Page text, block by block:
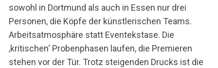
sowohl in Dortmund als auch in Essen nur drei
Personen, die Köpfe der künstlerischen Teams.
Arbeitsatmosphäre statt Eventekstase. Die
‚kritischen‘ Probenphasen laufen, die Premieren
stehen vor der Tür. Trotz steigenden Drucks ist die